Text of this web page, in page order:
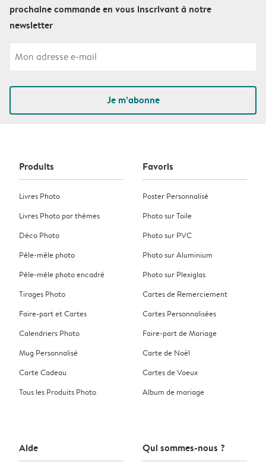
prochaine commande en vous inscrivant à notre
newsletter
Je m’abonne
Produits
Livres Photo
Livres Photo par thèmes
Déco Photo
Pêle-mêle photo
Pêle-mêle photo encadré
Tirages Photo
Faire-part et Cartes
Calendriers Photo
Mug Personnalisé
Carte Cadeau
Tous les Produits Photo
Favoris
Poster Personnalisé
Photo sur Toile
Photo sur PVC
Photo sur Aluminium
Photo sur Plexiglas
Cartes de Remerciement
Cartes Personnalisées
Faire-part de Mariage
Carte de Noël
Cartes de Voeux
Album de mariage
Aide Qui sommes-nous ?